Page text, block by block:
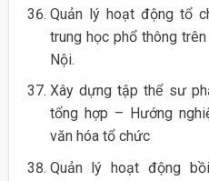
Quản lý hoạt động tổ
trung học phổ thông
Nội.
Xây dựng tập thể sư
tổng hợp – Hướng
văn hóa tổ chức
Quản lý hoạt động